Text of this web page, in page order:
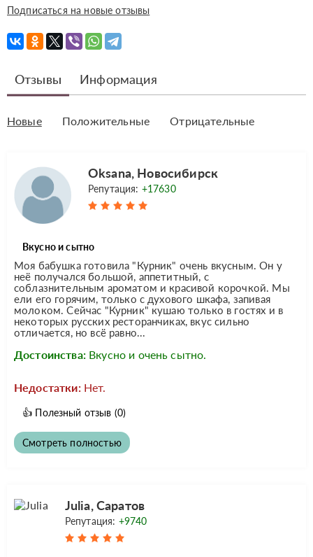
Подписаться на новые отзывы
Отзывы Информация
Новые Положительные Отрицательные
Oksana, Новосибирск
Репутация: +17630
Вкусно и сытно
Моя бабушка готовила "Курник" очень вкусным. Он у
неё получался большой, аппетитный, с
соблазнительным ароматом и красивой корочкой. Мы
ели его горячим, только с духового шкафа, запивая
молоком. Сейчас "Курник" кушаю только в гостях и в
некоторых русских ресторанчиках, вкус сильно
отличается, но всё равно...
Достоинства: Вкусно и очень сытно.
Недостатки: Нет.
👍 Полезный отзыв (0)
Смотреть полностью
Julia, Саратов
Репутация: +9740